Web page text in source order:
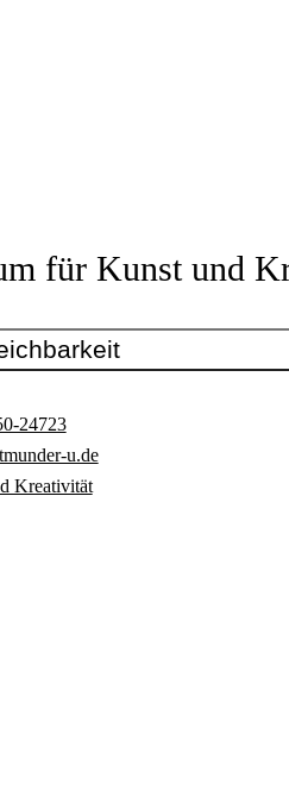
für Kunst und
24723
u.de
Kreativität